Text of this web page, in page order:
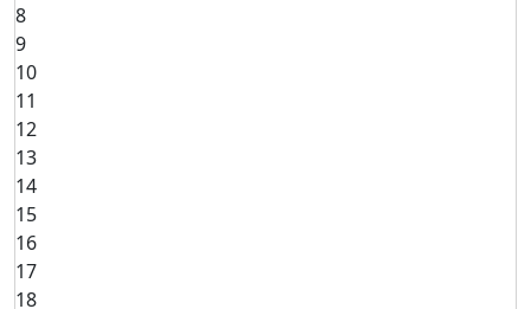
8
9
10
11
12
13
14
15
16
17
18